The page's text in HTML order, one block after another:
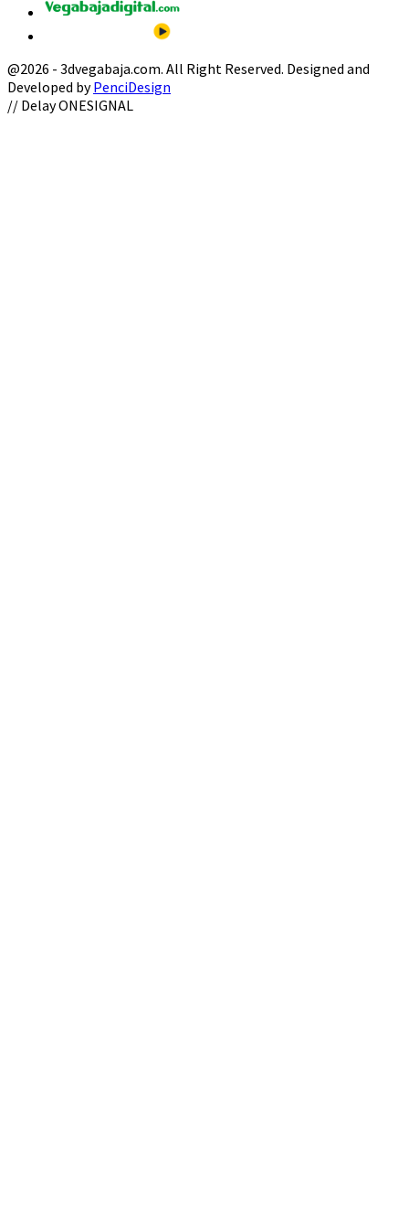
@2026 - 3dvegabaja.com. All Right Reserved. Designed and
Developed byPenciDesign
Facebook
Twitter
Instagram
Youtube
Email
// Delay ONESIGNAL